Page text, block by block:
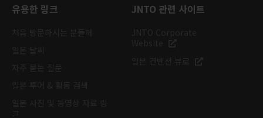
유용한 링크 JNTO 관련 사이트